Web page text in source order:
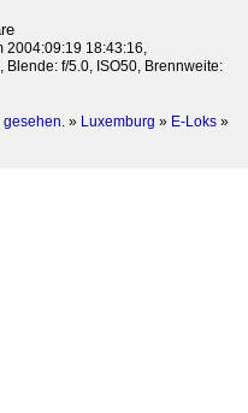
2004:09:19 18:43:16,
f/5.0, ISO50, Brennweite:
» Luxemburg » E-Loks »